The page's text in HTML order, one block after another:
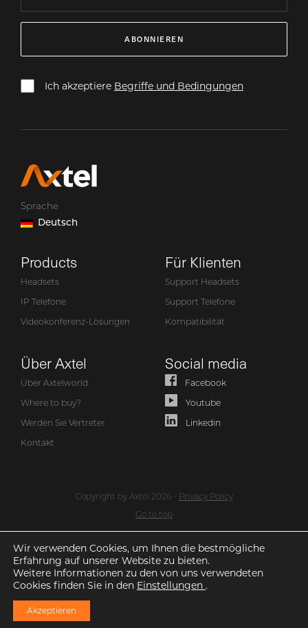
Siehe auch Axtel-Telefone
ABONNIEREN
Ich akzeptiere Begriffe und Bedingungen
Sprache
Deutsch
Products
Headsets
IP Telefone
Videokonferenz-Lösungen
Für Klienten
Support Headsets
Support Telefone
Kompatibilität
Über Axtel
Über Axtelworld
Where to buy?
Werden Sie Vertreter
Kontakt
Social media
Facebook
Youtube
Linkedin
Copyright by Axtel 2026 - Privacy Policy
Go to top
Wir verwenden Cookies, um Ihnen die bestmögliche
Erfahrung auf unserer Website zu bieten.
Weitere Informationen zu den von uns verwendeten
Cookies finden Sie in den Einstellungen .
Akzeptieren